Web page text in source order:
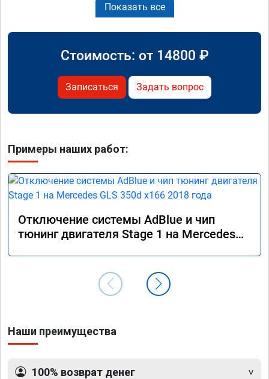
Показать все
Стоимость: от 14800 ₽
Записаться Задать вопрос
Примеры наших работ:
Отключение системы AdBlue и чип
тюнинг двигателя Stage 1 на Mercedes
Наши преимущества
100% возврат денег